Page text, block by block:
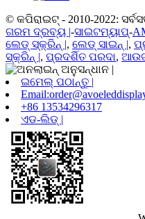
© କପିରାଇଟ୍ - 2010-2022:
ଗରମ ଦ୍ରବ୍ୟ |-ସାଇଟମ୍ୟାପ୍-
ଲେଡ୍ ସ୍କ୍ରିନ୍ |, ଲେଡ୍ ସାଇନ୍ |,
ସ୍କ୍ରିନ୍ |, ପ୍ରଦର୍ଶିତ ପରଦା,
ଇମେଲ୍ ପଠାନ୍ତୁ |
+86 13534296317
ଏଡ-ଲିଡ୍ |